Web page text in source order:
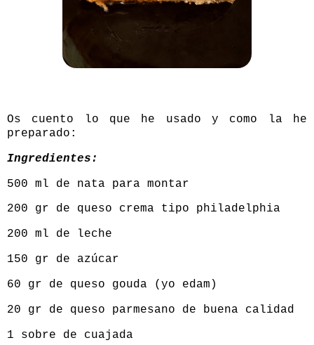
Os cuento lo que he usado y como la he
preparado:
Ingredientes:
500 ml de nata para montar
200 gr de queso crema tipo philadelphia
200 ml de leche
150 gr de azúcar
60 gr de queso gouda (yo edam)
20 gr de queso parmesano de buena calidad
1 sobre de cuajada